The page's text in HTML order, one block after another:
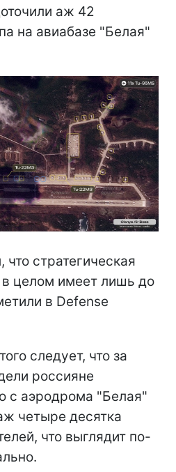
аж 42
на авиабазе "Белая"
стратегическая
целом имеет лишь до
в Defense
следует, что за
россияне
с аэродрома "Белая"
четыре десятка
что выглядит по-